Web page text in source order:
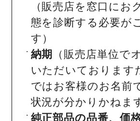
（販売店を窓口にお
態を診断する必要が
す）
納期
（販売店単位で
いただいております
ではお客様のお名前
状況が分かりかねま
純正部品の品番、価